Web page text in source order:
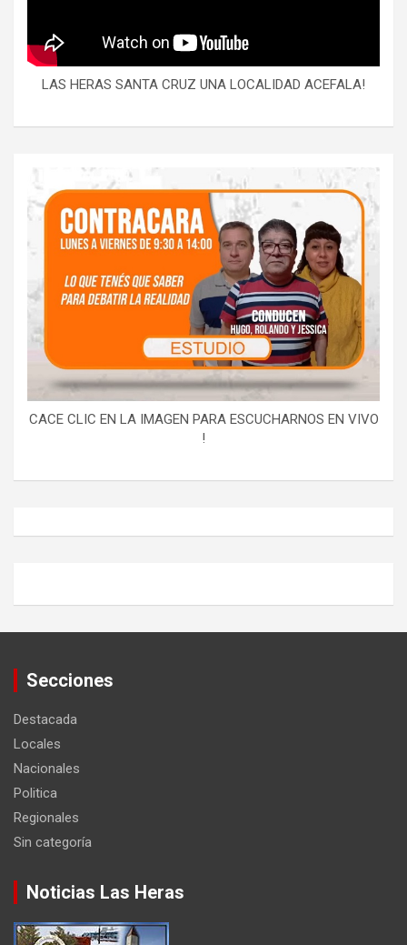
LAS HERAS SANTA CRUZ UNA LOCALIDAD ACEFALA!
CACE CLIC EN LA IMAGEN PARA ESCUCHARNOS EN VIVO
!
Secciones
Destacada
Locales
Nacionales
Politica
Regionales
Sin categoría
Noticias Las Heras